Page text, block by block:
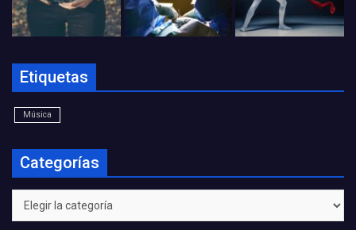
Etiquetas
Música
Categorías
Categorías